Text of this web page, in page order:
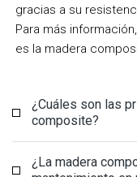
gracias a su
Para más
es la madera
¿Cuáles son las
composite?
¿La madera